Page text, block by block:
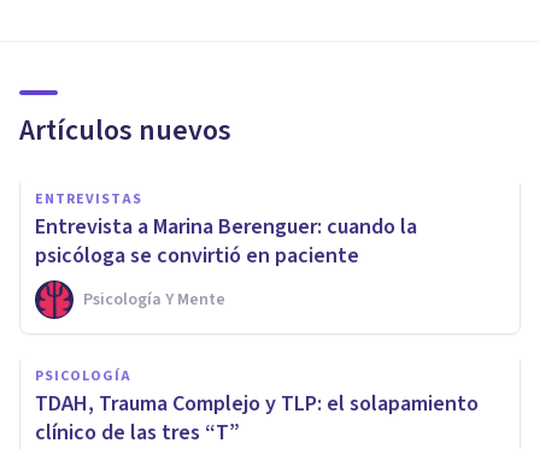
Artículos nuevos
ENTREVISTAS
Entrevista a Marina Berenguer: cuando la
psicóloga se convirtió en paciente
Psicología Y Mente
PSICOLOGÍA
TDAH, Trauma Complejo y TLP: el solapamiento
clínico de las tres “T”